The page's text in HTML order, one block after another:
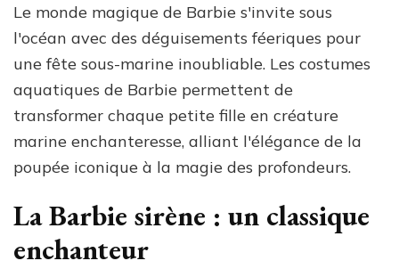
Le monde magique de Barbie s'invite sous
l'océan avec des déguisements féeriques pour
une fête sous-marine inoubliable. Les costumes
aquatiques de Barbie permettent de
transformer chaque petite fille en créature
marine enchanteresse, alliant l'élégance de la
poupée iconique à la magie des profondeurs.
La Barbie sirène : un classique
enchanteur